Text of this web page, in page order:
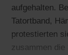
aufgehalten.
Tatortband,
protestierten
zusammen